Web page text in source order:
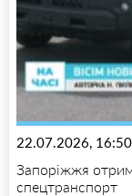
22.07.2026, 16:50
Запоріжжя
спецтранспорт